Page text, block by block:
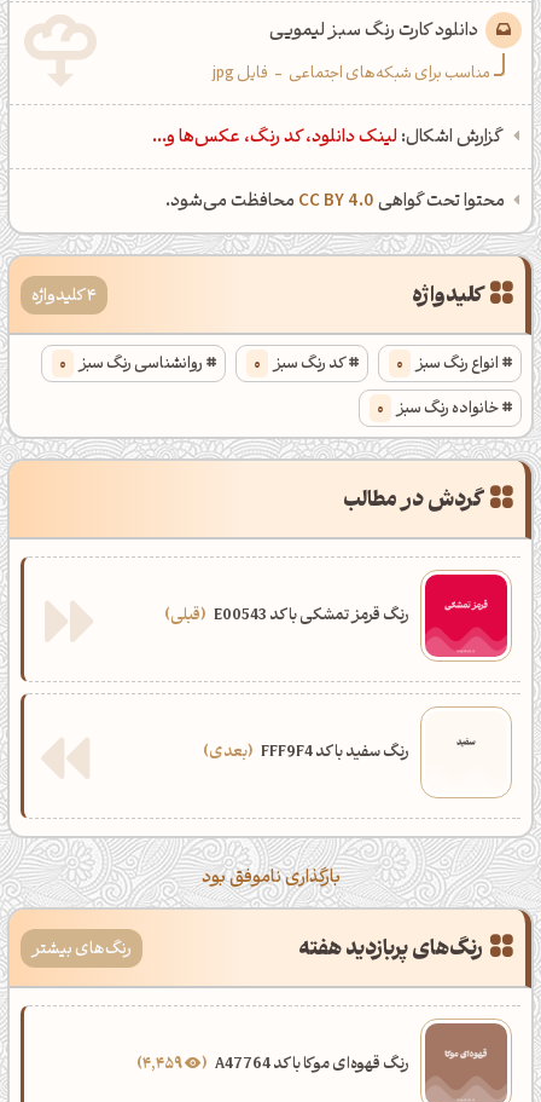
دانلود کارت رنگ سبز لیمویی
مناسب برای شبکه‌های اجتماعی - فایل jpg
گزارش اشکال: لینک دانلود، کد رنگ، عکس‌ها و...
محتوا تحت گواهیCC BY 4.0 محافظت می‌شود.
کلیدواژه 4 کلیدواژه
انواع رنگ سبز 0 کد رنگ سبز 0 روانشناسی رنگ سبز 0
خانواده رنگ سبز 0
گردش در مطالب
رنگ قرمز تمشکی با کد E00543 قبلی
رنگ سفید با کد FFF9F4 بعدی
بارگذاری ناموفق بود
رنگ‌های پربازدید هفته رنگ‌های بیشتر
رنگ قهوه‌ای موکا با کد A47764 4,459